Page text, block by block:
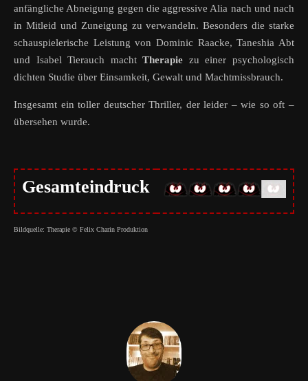
anfängliche Abneigung gegen die aggressive Alia nach und nach
in Mitleid und Zuneigung zu verwandeln. Besonders die starke
schauspielerische Leistung von Dominic Raacke, Taneshia Abt
und Isabel Tierauch machtTherapie zu einer psychologisch
dichten Studie über Einsamkeit, Gewalt und Machtmissbrauch.
Insgesamt ein toller deutscher Thriller, der leider – wie so oft –
übersehen wurde.
Gesamteindruck
Bildquelle: Therapie © Felix Charin Produktion